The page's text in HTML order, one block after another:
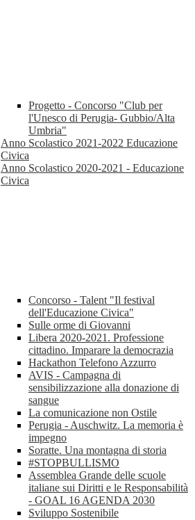
Progetto - Concorso "Club per
l'Unesco di Perugia- Gubbio/Alta
Umbria"
Anno Scolastico 2021-2022 Educazione
Civica
Anno Scolastico 2020-2021 - Educazione
Civica
Concorso - Talent "Il festival
dell'Educazione Civica"
Sulle orme di Giovanni
Libera 2020-2021. Professione
cittadino. Imparare la democrazia
Hackathon Telefono Azzurro
AVIS - Campagna di
sensibilizzazione alla donazione di
sangue
La comunicazione non Ostile
Perugia - Auschwitz. La memoria è
impegno
Soratte. Una montagna di storia
#STOPBULLISMO
Assemblea Grande delle scuole
italiane sui Diritti e le Responsabilità
- GOAL 16 AGENDA 2030
Sviluppo Sostenibile